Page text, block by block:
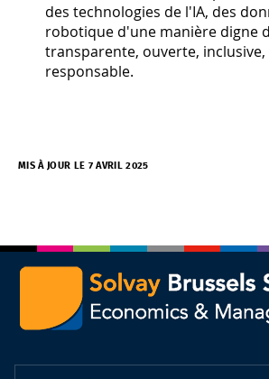
des technologies de l'IA, des
robotique d'une manière digne
transparente, ouverte,
responsable.
MIS À JOUR LE 7 AVRIL 2025